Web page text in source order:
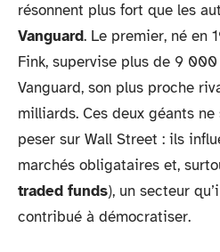
résonnent plus fort que les
Vanguard. Le premier, né en
Fink, supervise plus de 9
Vanguard, son plus proche
milliards. Ces deux géants
peser sur Wall Street : ils
marchés obligataires et,
traded funds), un secteur
contribué à démocratiser.